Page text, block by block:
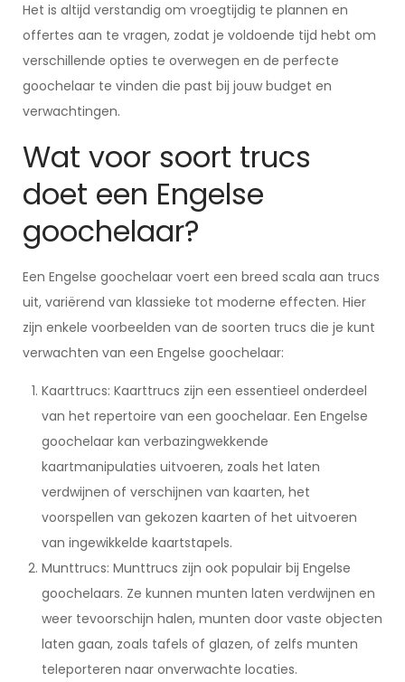
Het is altijd verstandig om vroegtijdig te plannen en
offertes aan te vragen, zodat je voldoende tijd hebt om
verschillende opties te overwegen en de perfecte
goochelaar te vinden die past bij jouw budget en
verwachtingen.
Wat voor soort trucs
doet een Engelse
goochelaar?
Een Engelse goochelaar voert een breed scala aan trucs
uit, variërend van klassieke tot moderne effecten. Hier
zijn enkele voorbeelden van de soorten trucs die je kunt
verwachten van een Engelse goochelaar:
Kaarttrucs: Kaarttrucs zijn een essentieel onderdeel
van het repertoire van een goochelaar. Een Engelse
goochelaar kan verbazingwekkende
kaartmanipulaties uitvoeren, zoals het laten
verdwijnen of verschijnen van kaarten, het
voorspellen van gekozen kaarten of het uitvoeren
van ingewikkelde kaartstapels.
Munttrucs: Munttrucs zijn ook populair bij Engelse
goochelaars. Ze kunnen munten laten verdwijnen en
weer tevoorschijn halen, munten door vaste objecten
laten gaan, zoals tafels of glazen, of zelfs munten
teleporteren naar onverwachte locaties.